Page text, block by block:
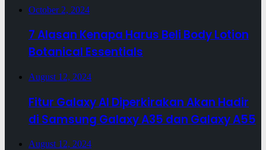
October 2, 2024
7 Alasan Kenapa Harus Beli Body Lotion
Botanical Essentials
August 12, 2024
Fitur Galaxy AI Diperkirakan Akan Hadir
di Samsung Galaxy A35 dan Galaxy A55
August 12, 2024